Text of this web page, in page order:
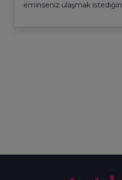
eminseniz ulaşmak